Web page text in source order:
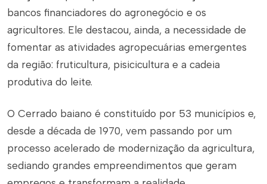
bancos financiadores do agronegócio e os
agricultores. Ele destacou, ainda, a necessidade de
fomentar as atividades agropecuárias emergentes
da região: fruticultura, pisicicultura e a cadeia
produtiva do leite.
O Cerrado baiano é constituído por 53 municípios e,
desde a década de 1970, vem passando por um
processo acelerado de modernização da agricultura,
sediando grandes empreendimentos que geram